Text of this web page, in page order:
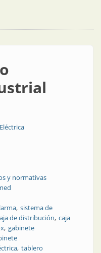
y normativas
sistema de
de distribución caja
gabinete
tablero